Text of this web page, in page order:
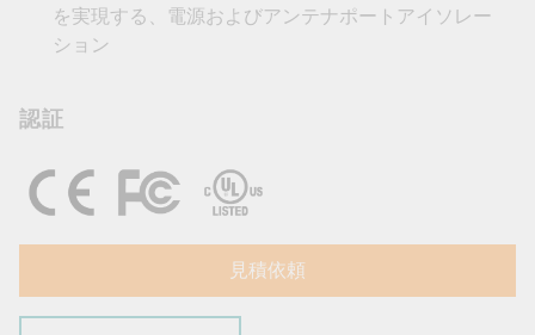
を実現する、電源およびアンテナポートアイソレー
ション
認証
見積依頼